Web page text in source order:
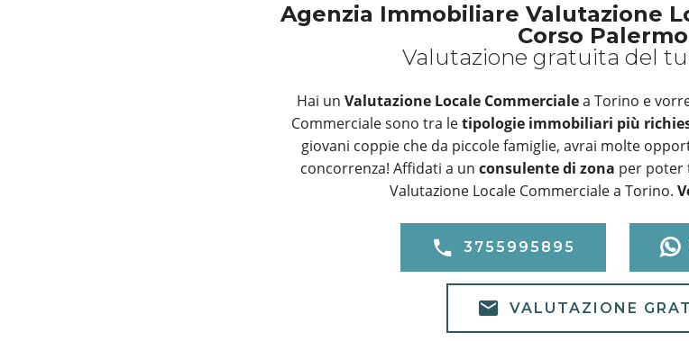
Agenzia Immobiliare Valutazione
Corso Palermo
Valutazione gratuita del
Hai un Valutazione Locale Commercialea Torino e
Commerciale sono tra letipologie immobiliari più
giovani coppie che da piccole famiglie, avrai molte
concorrenza! Affidati a un consulente di zona per poter
Valutazione Locale Commerciale a Torino.
3755995895
VALUTAZIONE